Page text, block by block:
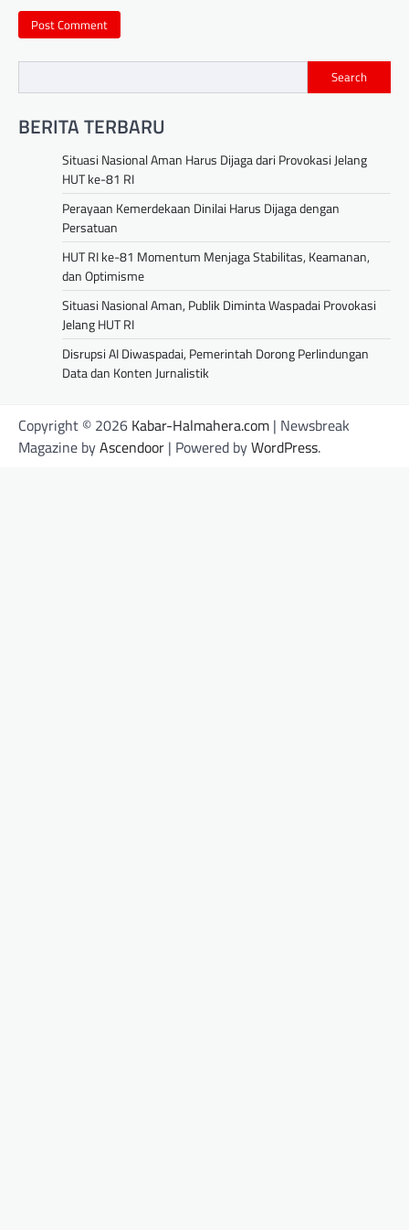
Search
BERITA TERBARU
Situasi Nasional Aman Harus Dijaga dari Provokasi Jelang
HUT ke-81 RI
Perayaan Kemerdekaan Dinilai Harus Dijaga dengan
Persatuan
HUT RI ke-81 Momentum Menjaga Stabilitas, Keamanan,
dan Optimisme
Situasi Nasional Aman, Publik Diminta Waspadai Provokasi
Jelang HUT RI
Disrupsi AI Diwaspadai, Pemerintah Dorong Perlindungan
Data dan Konten Jurnalistik
Copyright © 2026 Kabar-Halmahera.com | Newsbreak
Magazine byAscendoor | Powered byWordPress.